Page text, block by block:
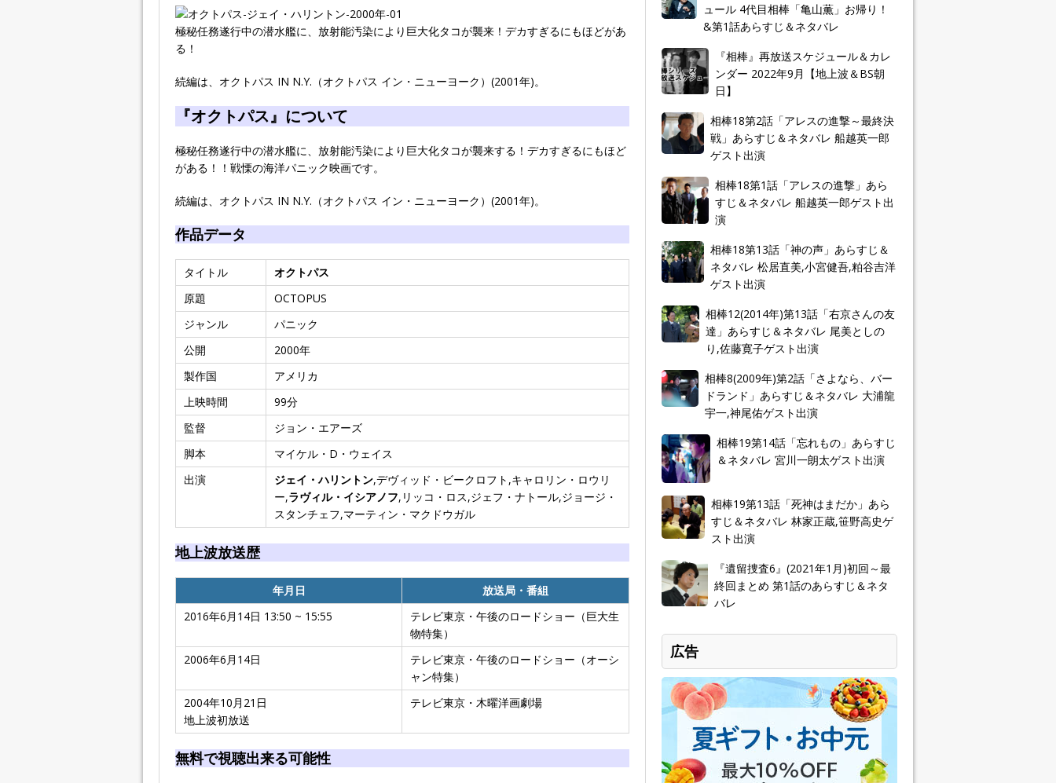
極秘任務遂行中の潜水艦に、放射能汚染により巨大化タコが襲来！デカすぎるにもほどがあ
る！
続編は、オクトパス IN N.Y.（オクトパス イン・ニューヨーク）(2001年)。
『オクトパス』について
極秘任務遂行中の潜水艦に、放射能汚染により巨大化タコが襲来する！デカすぎるにもほど
がある！！戦慄の海洋パニック映画です。
続編は、オクトパス IN N.Y.（オクトパス イン・ニューヨーク）(2001年)。
作品データ
タイトル
オクトパス
原題
OCTOPUS
ジャンル
パニック
公開
2000年
製作国
アメリカ
上映時間
99分
監督
ジョン・エアーズ
脚本
マイケル・D・ウェイス
出演
ジェイ・ハリントン,デヴィッド・ビークロフト,キャロリン・ロウリ
ー,ラヴィル・イシアノフ,リッコ・ロス,ジェフ・ナトール,ジョージ・
スタンチェフ,マーティン・マクドウガル
地上波放送歴
年月日
放送局・番組
2016年6月14日 13:50 ~ 15:55
テレビ東京・午後のロードショー（巨大生
物特集）
2006年6月14日
テレビ東京・午後のロードショー（オーシ
ャン特集）
2004年10月21日
地上波初放送
テレビ東京・木曜洋画劇場
無料で視聴出来る可能性
ュール 4代目相棒「亀山薫」お帰り！
&第1話あらすじ＆ネタバレ
『相棒』再放送スケジュール＆カレ
ンダー 2022年9月【地上波＆BS朝
日】
相棒18第2話「アレスの進撃～最終決
戦」あらすじ＆ネタバレ 船越英一郎
ゲスト出演
相棒18第1話「アレスの進撃」あら
すじ＆ネタバレ 船越英一郎ゲスト出
演
相棒18第13話「神の声」あらすじ＆
ネタバレ 松居直美,小宮健吾,粕谷吉洋
ゲスト出演
相棒12(2014年)第13話「右京さんの友
達」あらすじ＆ネタバレ 尾美としの
り,佐藤寛子ゲスト出演
相棒8(2009年)第2話「さよなら、バー
ドランド」あらすじ＆ネタバレ 大浦龍
宇一,神尾佑ゲスト出演
相棒19第14話「忘れもの」あらすじ
＆ネタバレ 宮川一朗太ゲスト出演
相棒19第13話「死神はまだか」あら
すじ＆ネタバレ 林家正蔵,笹野高史ゲ
スト出演
『遺留捜査6』(2021年1月)初回～最
終回まとめ 第1話のあらすじ＆ネタ
バレ
広告